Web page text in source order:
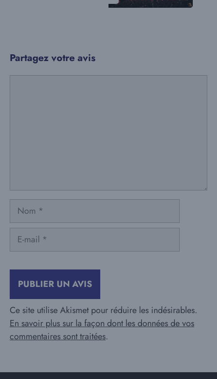
Partagez votre avis
Nom
Ce site utilise Akismet pour réduire les indésirables.
En savoir plus sur la façon dont les données de vos
commentaires sont traitées.